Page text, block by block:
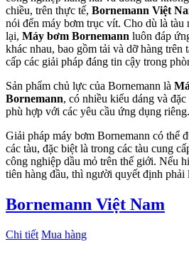
chiều, trên thực tế, Bornemann Việt
nói đến máy bơm trục vít. Cho dù là tàu
lại, Máy bơm Bornemann luôn đáp
khác nhau, bao gồm tải và dỡ hàng trên
cấp các giải pháp đáng tin cậy trong
Sản phẩm chủ lực của Bornemann là
Bornemann, có nhiều kiểu dáng và
phù hợp với các yêu cầu ứng dụng riêng.
Giải pháp máy bơm Bornemann có thể
các tàu, đặc biệt là trong các tàu cung
công nghiệp dầu mỏ trên thế giới. Nếu
tiên hàng đầu, thì người quyết định phải
Bornemann Việt Nam
Chi tiết Mua hàng